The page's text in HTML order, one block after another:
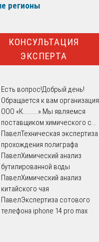
регионы
КОНСУЛЬТАЦИЯ
ЭКСПЕРТА
Есть вопрос!Добрый день!
Обращается к вам организация
ООО «К..........».Мы являемся
поставщиком химического с...
ПавелТехническая экспертиза
прохождения полиграфа
ПавелХимический анализ
бутилированной воды
ПавелХимический анализ
китайского чая
ПавелЭкспертиза сотового
телефона iphone 14 pro max